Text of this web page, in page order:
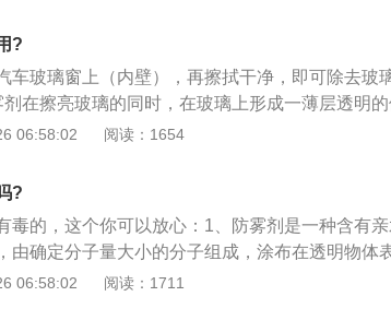
光线不会产生散射，避免结雾现象的发生；3、主
制剂，防雾的持续时间较短，附着力差，一般只
冲洗后防雾效果立刻消失，所以不能做为长效防
?
车玻璃窗上（内壁），再擦拭干净，即可除去玻
在擦亮玻璃的同时，在玻璃上形成一薄层透明的
汽在玻璃上的凝结而形成的雾层，特别适用于寒
净多余纤维，它能在几天之内保证车玻璃不会蒙
蘸着它，涂抹于前后挡风玻璃内侧上即可；4、
璃内侧残留的水印。这是个很棒的方法，原理和
06:58:02 阅读：1654
?
毒的，这个你可以放心：1、防雾剂是一种含有
由确定分子量大小的分子组成，涂布在透明物体
的亲水基团能吸附空气中的水分子，在透明物体
06:58:02 阅读：1711